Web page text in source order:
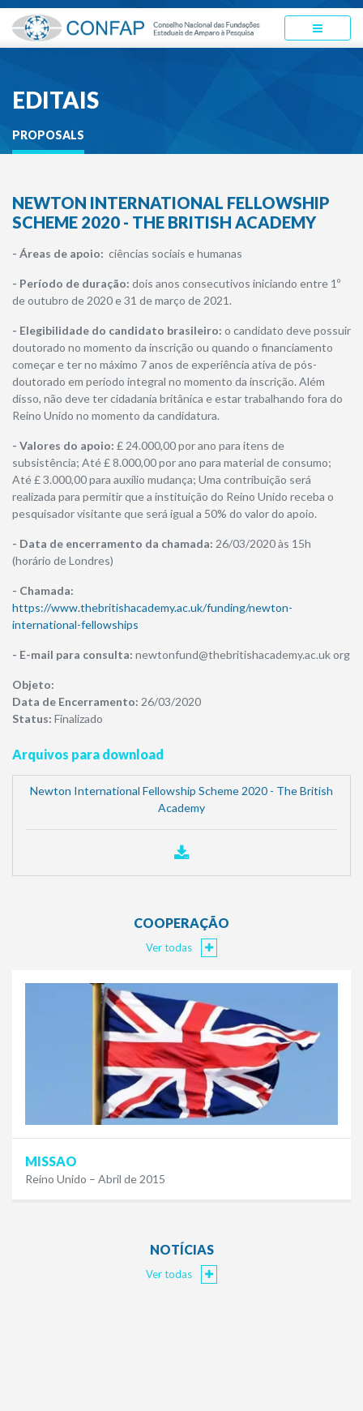
EDITAIS
PROPOSALS
NEWTON INTERNATIONAL FELLOWSHIP
SCHEME 2020 - THE BRITISH ACADEMY
- Áreas de apoio: ciências sociais e humanas
- Período de duração: dois anos consecutivos iniciando entre 1º
de outubro de 2020 e 31 de março de 2021.
- Elegibilidade do candidato brasileiro: o candidato deve possuir
doutorado no momento da inscrição ou quando o financiamento
começar e ter no máximo 7 anos de experiência ativa de pós-
doutorado em período integral no momento da inscrição. Além
disso, não deve ter cidadania britânica e estar trabalhando fora do
Reino Unido no momento da candidatura.
- Valores do apoio: £ 24.000,00 por ano para itens de
subsistência; Até £ 8.000,00 por ano para material de consumo;
Até £ 3.000,00 para auxílio mudança; Uma contribuição será
realizada para permitir que a instituição do Reino Unido receba o
pesquisador visitante que será igual a 50% do valor do apoio.
- Data de encerramento da chamada: 26/03/2020 às 15h
(horário de Londres)
- Chamada:
https://www.thebritishacademy.ac.uk/funding/newton-
international-fellowships
- E-mail para consulta: newtonfund@thebritishacademy.ac.uk org
Objeto:
​Data de Encerramento: 26/03/2020
Status: Finalizado
Arquivos para download
Newton International Fellowship Scheme 2020 - The British
Academy
COOPERAÇÃO
Ver todas
MISSAO
Reino Unido – Abril de 2015
NOTÍCIAS
Ver todas